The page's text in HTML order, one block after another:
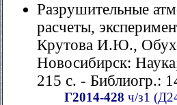
Разрушительные
расчеты,
Крутова И.Ю.,
Новосибирск:
215 с. - Библиогр.:
Г2014-428 ч/з1